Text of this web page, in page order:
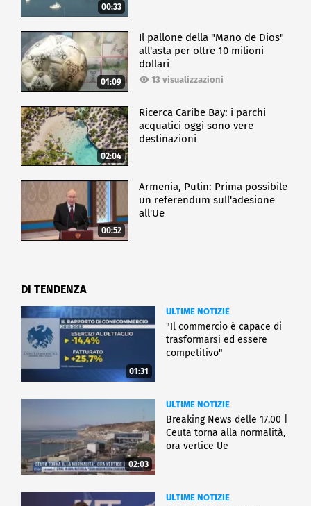
00:33
01:09
Il pallone della "Mano de Dios"
all'asta per oltre 10 milioni
dollari
13 visualizzazioni
02:04
Ricerca Caribe Bay: i parchi
acquatici oggi sono vere
destinazioni
00:52
Armenia, Putin: Prima possibile
un referendum sull'adesione
all'Ue
DI TENDENZA
01:31
ULTIME NOTIZIE
"Il commercio è capace di
trasformarsi ed essere
competitivo"
02:03
ULTIME NOTIZIE
Breaking News delle 17.00 |
Ceuta torna alla normalità,
ora vertice Ue
ULTIME NOTIZIE